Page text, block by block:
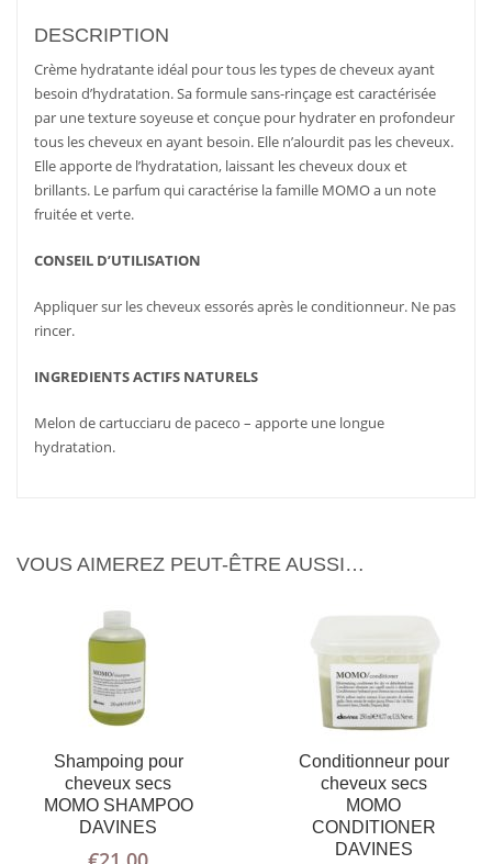
DESCRIPTION
Crème hydratante idéal pour tous les types de cheveux ayant
besoin d’hydratation. Sa formule sans-rinçage est caractérisée
par une texture soyeuse et conçue pour hydrater en profondeur
tous les cheveux en ayant besoin. Elle n’alourdit pas les cheveux.
Elle apporte de l’hydratation, laissant les cheveux doux et
brillants. Le parfum qui caractérise la famille MOMO a un note
fruitée et verte.
CONSEIL D’UTILISATION
Appliquer sur les cheveux essorés après le conditionneur. Ne pas
rincer.
INGREDIENTS ACTIFS NATURELS
Melon de cartucciaru de paceco – apporte une longue
hydratation.
VOUS AIMEREZ PEUT-ÊTRE AUSSI…
Shampoing pour
cheveux secs
MOMO SHAMPOO
DAVINES
AU PANIER
D'INFOS
Conditionneur pour
cheveux secs
MOMO
CONDITIONER
DAVINES
AU PANIER
D'INFOS